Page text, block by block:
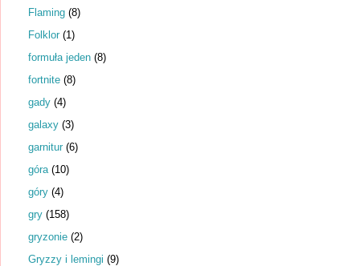
Flaming (8)
Folklor (1)
formuła jeden (8)
fortnite (8)
gady (4)
galaxy (3)
garnitur (6)
góra (10)
góry (4)
gry (158)
gryzonie (2)
Gryzzy i lemingi (9)